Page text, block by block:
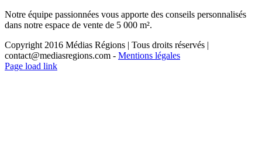
Notre équipe passionnées vous apporte des conseils personnalisés
dans notre espace de vente de 5 000 m².
Copyright 2016 Médias Régions | Tous droits réservés |
contact@mediasregions.com - Mentions légales
Page load link